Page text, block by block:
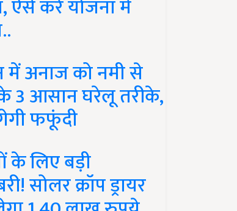
ऐसे करें योजना में
में अनाज को नमी से
3 आसान घरेलू तरीके,
फफूंदी
के लिए बड़ी
सोलर क्रॉप ड्रायर